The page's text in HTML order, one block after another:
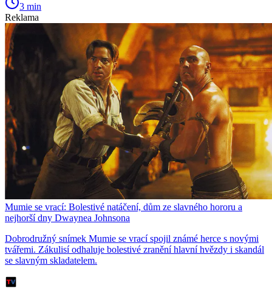
3 min
Reklama
Mumie se vrací: Bolestivé natáčení, dům ze slavného hororu a
nejhorší dny Dwaynea Johnsona
Dobrodružný snímek Mumie se vrací spojil známé herce s novými
tvářemi. Zákulisí odhaluje bolestivé zranění hlavní hvězdy i skandál
se slavným skladatelem.